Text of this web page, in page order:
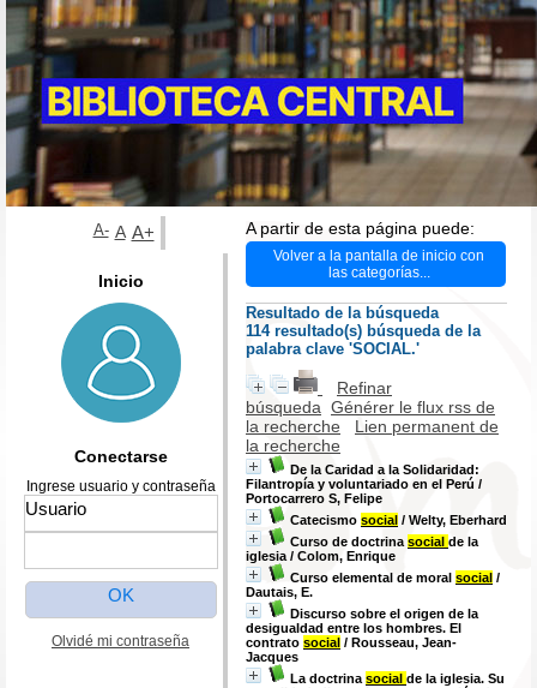
A partir de esta página puede:
Volver a la pantalla de inicio con
las categorías...
Resultado de la búsqueda
114 resultado(s) búsqueda de la
palabra clave 'SOCIAL.'
Refinar
búsqueda Générer le flux rss de
la recherche
Lien permanent de
la recherche
De la Caridad a la Solidaridad:
Filantropía y voluntariado en el Perú /
Portocarrero S, Felipe
Catecismo social / Welty, Eberhard
Curso de doctrina social de la
iglesia / Colom, Enrique
Curso elemental de moral social /
Dautais, E.
Discurso sobre el origen de la
desigualdad entre los hombres. El
contrato social / Rousseau, Jean-
Jacques
La doctrina social de la iglesia. Su
A- A A+
Inicio
Conectarse
Ingrese usuario y contraseña
Olvidé mi contraseña